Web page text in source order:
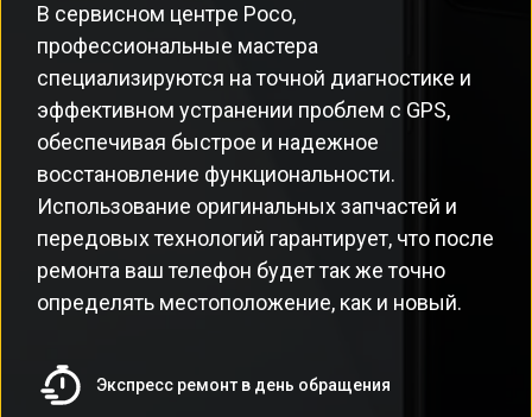
В сервисном центре Poco,
профессиональные мастера
специализируются на точной диагностике и
эффективном устранении проблем с GPS,
обеспечивая быстрое и надежное
восстановление функциональности.
Использование оригинальных запчастей и
передовых технологий гарантирует, что после
ремонта ваш телефон будет так же точно
определять местоположение, как и новый.
Экспресс ремонт в день обращения